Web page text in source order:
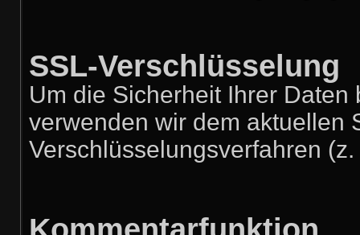
SSL-Verschlüsselung
Um die Sicherheit Ihrer
verwenden wir dem aktuellen
Verschlüsselungsverfahren